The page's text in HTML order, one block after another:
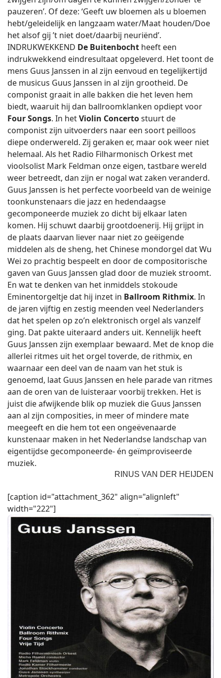
pauzeren’. Of deze: ‘Geeft uw bloemen als u bloemen
hebt/geleidelijk en langzaam water/Maat houden/Doe
het alsof gij ’t niet doet/daarbij neuriënd’.
INDRUKWEKKEND De Buitenbocht heeft een
indrukwekkend eindresultaat opgeleverd. Het toont de
mens Guus Janssen in al zijn eenvoud en tegelijkertijd
de musicus Guus Janssen in al zijn grootheid. De
componist graait in alle bakken die het leven hem
biedt, waaruit hij dan ballroomklanken opdiept voor
Four Songs. In hetViolin Concertostuurt de
componist zijn uitvoerders naar een soort peilloos
diepe onderwereld. Zij geraken er, maar ook weer niet
helemaal. Als het Radio Filharmonisch Orkest met
vioolsolist Mark Feldman onze eigen, tastbare wereld
weer betreedt, dan zijn er nogal wat zaken veranderd.
Guus Janssen is het perfecte voorbeeld van de weinige
toonkunstenaars die jazz en hedendaagse
gecomponeerde muziek zo dicht bij elkaar laten
komen. Hij schuwt daarbij grootdoenerij. Hij grijpt in
de plaats daarvan liever naar niet zo geëigende
middelen als de sheng, het Chinese mondorgel dat Wu
Wei zo prachtig bespeelt en door de compositorische
gaven van Guus Janssen glad door de muziek stroomt.
En wat te denken van het inmiddels stokoude
Eminentorgeltje dat hij inzet in Ballroom Rithmix. In
de jaren vijftig en zestig meenden veel Nederlanders
dat het spelen op zo’n elektronisch orgel als vanzelf
ging. Dat pakte uiteraard anders uit. Kennelijk heeft
Guus Janssen zijn exemplaar bewaard. Met de knop die
allerlei ritmes uit het orgel toverde, de rithmix, en
waarnaar een deel van de naam van het stuk is
genoemd, laat Guus Janssen en hele parade van ritmes
aan de oren van de luisteraar voorbij trekken. Het is
juist die afwijkende blik op muziek die Guus Janssen
aan al zijn composities, in meer of mindere mate
meegeeft en die hem tot een ongeëvenaarde
kunstenaar maken in het Nederlandse landschap van
eigentijdse gecomponeerde- én geïmproviseerde
muziek.
RINUS VAN DER HEIJDEN
[caption id="attachment_362" align="alignleft"
width="222"]